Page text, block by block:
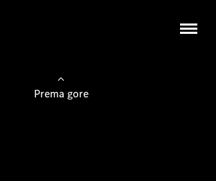
Prema gore